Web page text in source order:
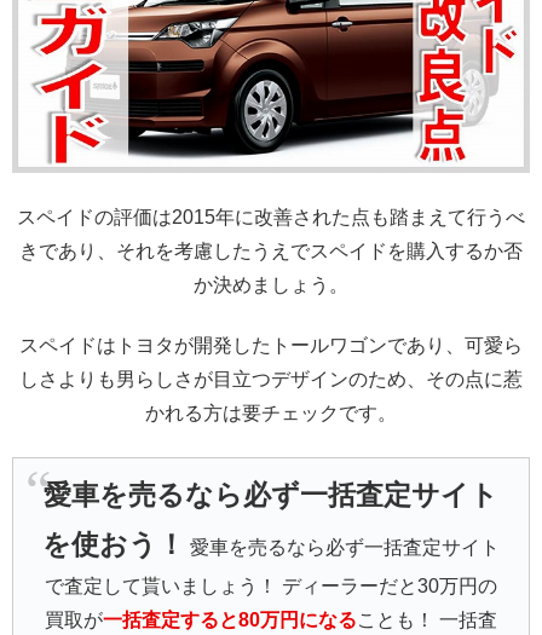
スペイドの評価は2015年に改善された点も踏まえて行うべ
きであり、それを考慮したうえでスペイドを購入するか否
か決めましょう。
スペイドはトヨタが開発したトールワゴンであり、可愛ら
しさよりも男らしさが目立つデザインのため、その点に惹
かれる方は要チェックです。
愛車を売るなら必ず一括査定サイト
を使おう！
愛車を売るなら必ず一括査定サイト
で査定して貰いましょう！ ディーラーだと30万円の
買取が一括査定すると80万円になることも！ 一括査